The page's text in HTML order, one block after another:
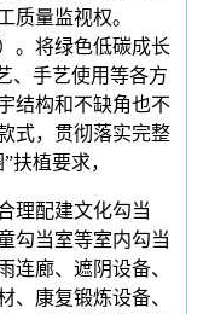
质量监视权。
。将绿色低碳成长
、手艺使用等各方
结构和不缺角也不
式，贯彻落实完整
扶植要求，
配建文化勾当
勾当室等室内勾当
连廊、遮阴设备、
、康复锻炼设备、